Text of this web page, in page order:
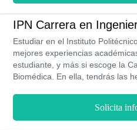
lo conforman son de los
Latinoamérica. Por último,
ingresando un sueldo mensual
Anímate a estudiar esta carrera
durante 4 años de estudio.
IPN Carrera en
Estudiar en el Instituto
mejores experiencias
estudiante, y más si escoge la
Biomédica. En ella, tendrás las
$11,350 MXN por la carrera
elaborado bajo los más
Solicita